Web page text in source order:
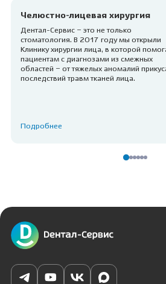
Челюстно-лицевая хирургия
Дентал-Сервис – это не только
стоматология. В 2017 году мы открыли
Клинику хирургии лица, в которой
пациентам с диагнозами из смежных
областей – от тяжелых аномалий
последствий травм тканей лица.
Подробнее